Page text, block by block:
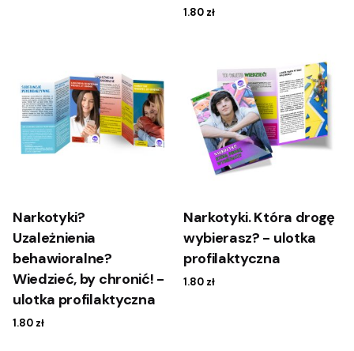
1.80 zł
Narkotyki?
Uzależnienia
behawioralne?
Wiedzieć, by chronić! -
ulotka profilaktyczna
1.80 zł
Narkotyki. Która drogę
wybierasz? - ulotka
profilaktyczna
1.80 zł